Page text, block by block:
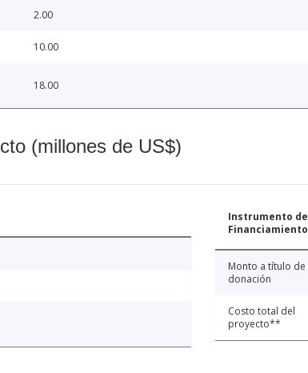
2.00
10.00
18.00
(millones de US$)
Instrumento de
Financiamiento
Monto a título de
donación
Costo total del
proyecto**